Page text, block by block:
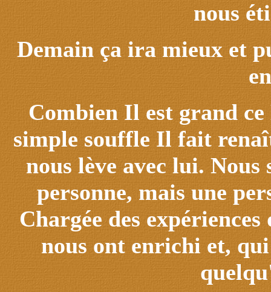
nous
Demain ça ira mieux et
Combien Il est grand
simple souffle Il fait
nous lève avec lui. Nous
personne, mais une
Chargée des
nous ont enrichi et,